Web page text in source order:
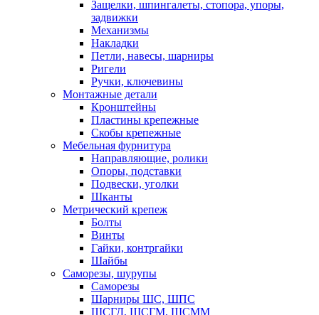
Защелки, шпингалеты, стопора, упоры,
задвижки
Механизмы
Накладки
Петли, навесы, шарниры
Ригели
Ручки, ключевины
Монтажные детали
Кронштейны
Пластины крепежные
Скобы крепежные
Мебельная фурнитура
Направляющие, ролики
Опоры, подставки
Подвески, уголки
Шканты
Метрический крепеж
Болты
Винты
Гайки, контргайки
Шайбы
Саморезы, шурупы
Саморезы
Шарниры ШС, ШПС
ШСГД, ШСГМ, ШСММ